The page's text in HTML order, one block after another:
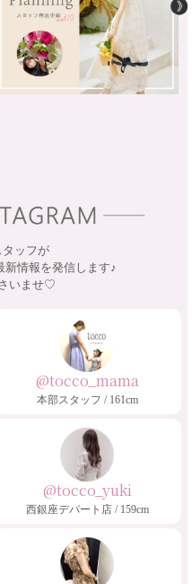
タッフが
新情報を発信します♪
いませ♡
@tocco_mama
本部スタッフ / 161cm
@tocco_yuki
西銀座デパート店 / 159cm